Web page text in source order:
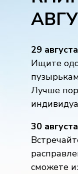
29 августа
Ищите
Лучше
30 августа
сможете